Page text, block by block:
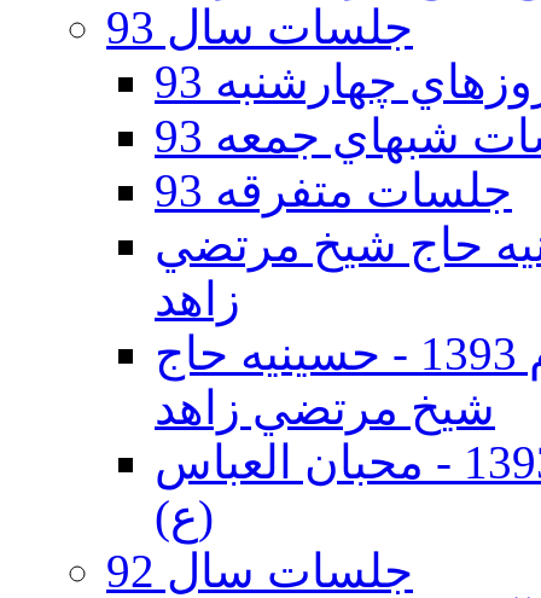
جلسات سال 93
چهارشنبه 93
شبهاي جمعه 93
جلسات متفرقه 93
دوم 93 - حسينيه حاج شيخ مرتضي
زاهد
جلسات دهه اول محرم الحرام 1393 - حسينيه حاج
شيخ مرتضي زاهد
جلسات دهه اول محرم الحرام 1393 - محبان العباس
(ع)
جلسات سال 92